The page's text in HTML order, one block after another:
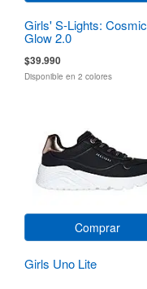
Girls' S-Lights: Cosmic
Glow 2.0
$39.990
Disponible en 2 colores
Comprar
Girls Uno Lite